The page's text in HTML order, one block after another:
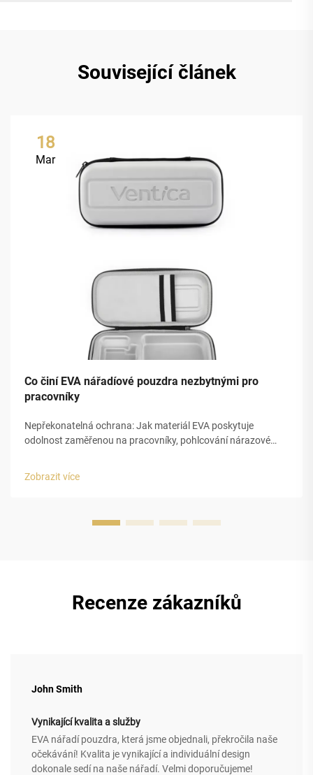
Související článek
18
Mar
Co činí EVA nářadíové pouzdra nezbytnými pro
pracovníky
Nepřekonatelná ochrana: Jak materiál EVA poskytuje
odolnost zaměřenou na pracovníky, pohlcování nárazové
Zobrazit více
Recenze zákazníků
John Smith
Vynikající kvalita a služby
EVA nářadí pouzdra, která jsme objednali, překročila naše
očekávání! Kvalita je vynikající a individuální design
dokonale sedí na naše nářadí. Velmi doporučujeme!